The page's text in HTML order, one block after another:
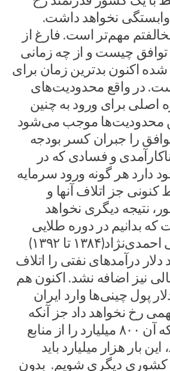
وابستگی نخواهد داشت.
مهم‌تر است. فارغ از
توافق چیست و از چه زمانی
اکنون بدترین زمان برای
در واقع محدودیت‌های
اصلی برای ورود به چنین
محدودیت‌ها موجب می‌شود
را جبران کسر بودجه
ناکارآمدی و فسادی که در
دارد هر گونه ورود سرمایه
کنونی جز اتلاف آنها و
نتیجه دیگری نخواهد
بدانیم در دوره طلایی
اصول‌گرایان یعنی احمدی‌نژاد(۱۳۸۴ تا ۱۳۹۲)
میلیارد دلار درآمدهای نفتی را اتلاف
نیز اضافه نشد. اکنون هم
پول چینی‌ها وارد ایران
رخ نخواهد داد جز آنکه
برخلاف گذشته، که آن ۸۰۰ میلیارد را از منابع
‌بار هزار میلیارد باید
کشوری دیگری شویم. بدون